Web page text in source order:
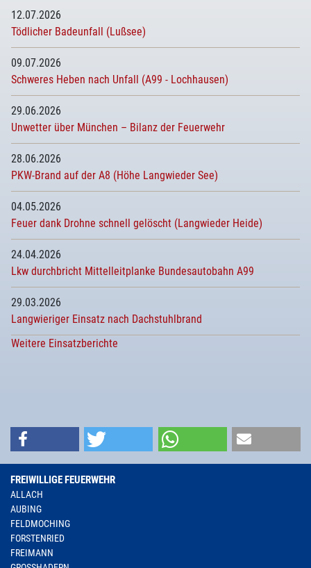
12.07.2026
Tödlicher Badeunfall (Lußsee)
09.07.2026
Schweres Heben nach Unfall (A99 - Lochhausen)
29.06.2026
Unwetter über München – Bilanz der Feuerwehr
28.06.2026
PKW-Brand auf der A8 (Höhe Langwieder See)
04.05.2026
Feuer dank Drohne schnell gelöscht (Langwieder Heide)
24.04.2026
Lkw durchbricht Mittelleitplanke Bundesautobahn A99
29.03.2026
Langwieriger Einsatz nach Dachstuhlbrand
Weitere Einsatzberichte
FREIWILLIGE FEUERWEHR
ALLACH
AUBING
FELDMOCHING
FORSTENRIED
FREIMANN